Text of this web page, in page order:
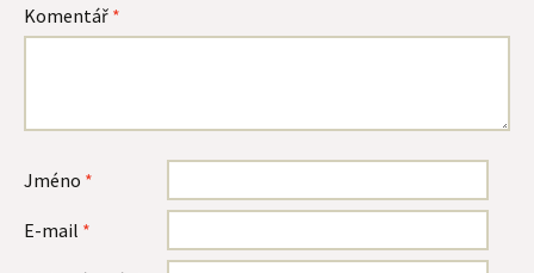
Komentář *
Jméno *
E-mail *